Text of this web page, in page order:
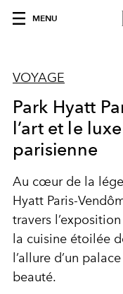
MENU
VOYAGE
Park Hyatt
l’art et le
parisienne
Au cœur de la
Hyatt Paris-
travers
la cuisine étoilée
l’allure d’un
beauté.